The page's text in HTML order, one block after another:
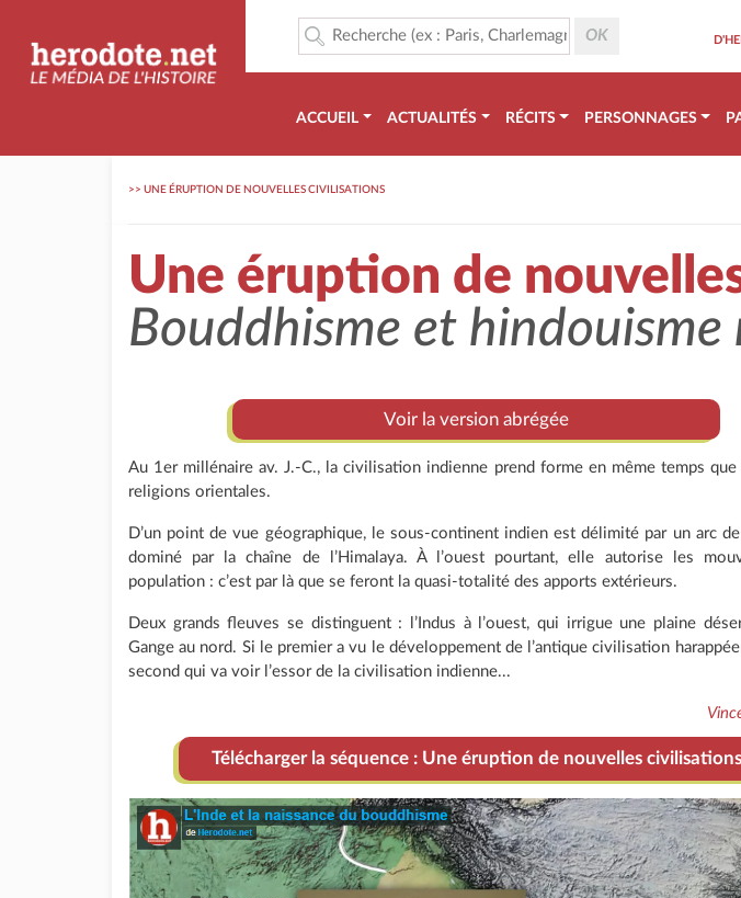
ACCUEIL ACTUALITÉS RÉCITS PERSONNAGES
>> UNE ÉRUPTION DE NOUVELLES CIVILISATIONS
Une éruption de
Bouddhisme et hindouisme
Voir la version abrégée
Au 1er millénaire av. J.-C., la civilisation indienne prend forme en même temps que
religions orientales.
D’un point de vue géographique, le sous-continent indien est délimité par un arc
dominé par la chaîne de l’Himalaya. À l’ouest pourtant, elle autorise les
population : c’est par là que se feront la quasi-totalité des apports extérieurs.
Deux grands fleuves se distinguent : l’Indus à l’ouest, qui irrigue une plaine
Gange au nord. Si le premier a vu le développement de l’antique civilisation
second qui va voir l’essor de la civilisation indienne...
Télécharger la séquence : Une éruption de nouvelles civilisations